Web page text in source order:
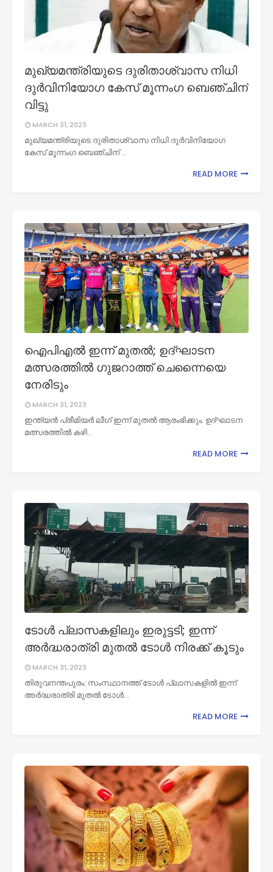
മുഖ്യമന്ത്രിയുടെ ദുരിതാശ്വാസ നിധി
ദുർവിനിയോഗ കേസ് മൂന്നംഗ ബെഞ്ചിന്
വിട്ടു
MARCH 31, 2023
മുഖ്യമന്ത്രിയുടെ ദുരിതാശ്വാസ നിധി ദുർവിനിയോഗ
കേസ് മൂന്നംഗ ബെഞ്ചിന് …
READ MORE
ഐപിഎൽ ഇന്ന് മുതൽ; ഉദ്ഘാടന
മത്സരത്തിൽ ഗുജറാത്ത് ചെന്നൈയെ
നേരിടും
MARCH 31, 2023
ഇന്ത്യൻ പ്രീമിയർ ലീഗ് ഇന്ന് മുതൽ ആരംഭിക്കും. ഉദ്ഘാടന
മത്സരത്തിൽ കഴി…
READ MORE
ടോൾ പ്ലാസകളിലും ഇരുട്ടടി; ഇന്ന്
അർദ്ധരാത്രി മുതൽ ടോൾ നിരക്ക് കൂടും
MARCH 31, 2023
തിരുവനന്തപുരം: സംസ്ഥാനത്ത് ടോൾ പ്ലാസകളിൽ ഇന്ന്
അർദ്ധരാത്രി മുതൽ ടോൾ…
READ MORE